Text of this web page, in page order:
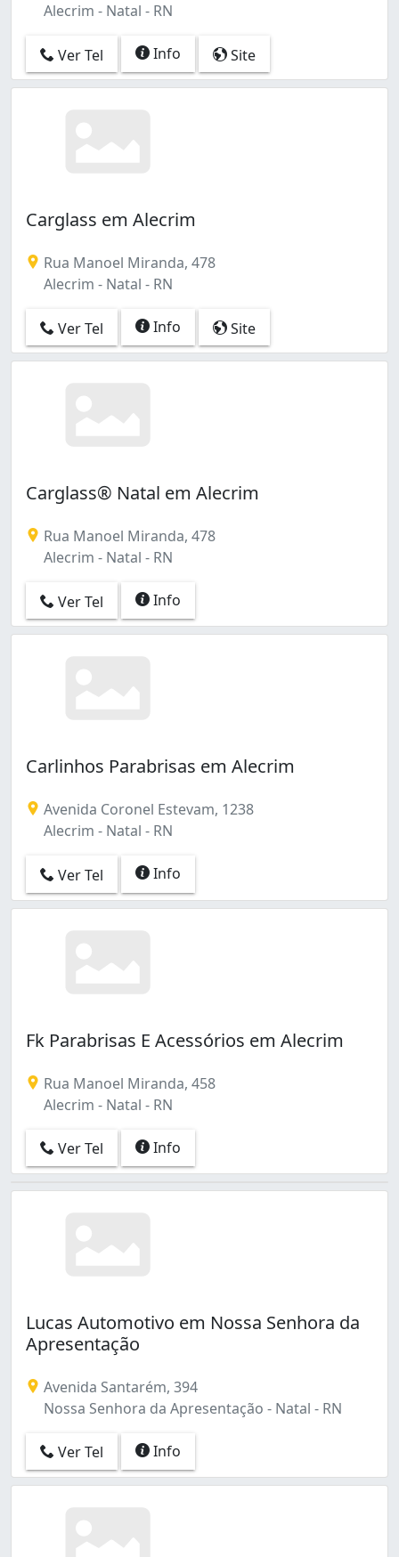
Alecrim - Natal - RN
Ver Tel Info Site
Carglass em Alecrim
Rua Manoel Miranda, 478
Alecrim - Natal - RN
Ver Tel Info Site
Carglass® Natal em Alecrim
Rua Manoel Miranda, 478
Alecrim - Natal - RN
Ver Tel Info
Carlinhos Parabrisas em Alecrim
Avenida Coronel Estevam, 1238
Alecrim - Natal - RN
Ver Tel Info
Fk Parabrisas E Acessórios em Alecrim
Rua Manoel Miranda, 458
Alecrim - Natal - RN
Ver Tel Info
Lucas Automotivo em Nossa Senhora da
Apresentação
Avenida Santarém, 394
Nossa Senhora da Apresentação - Natal - RN
Ver Tel Info